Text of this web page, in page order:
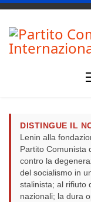
DISTINGUE IL
Lenin alla
Partito Comunista
contro la
del socialismo in
stalinista; al rifiuto
nazionali; la dura